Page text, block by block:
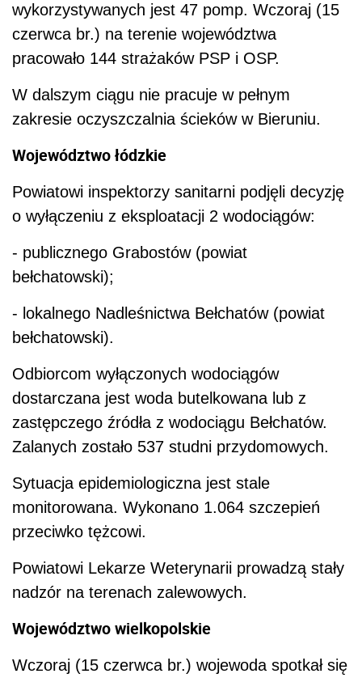
wykorzystywanych jest 47 pomp. Wczoraj (15
czerwca br.) na terenie województwa
pracowało 144 strażaków PSP i OSP.
W dalszym ciągu nie pracuje w pełnym
zakresie oczyszczalnia ścieków w Bieruniu.
Województwo łódzkie
Powiatowi inspektorzy sanitarni podjęli decyzję
o wyłączeniu z eksploatacji 2 wodociągów:
- publicznego Grabostów (powiat
bełchatowski);
- lokalnego Nadleśnictwa Bełchatów (powiat
bełchatowski).
Odbiorcom wyłączonych wodociągów
dostarczana jest woda butelkowana lub z
zastępczego źródła z wodociągu Bełchatów.
Zalanych zostało 537 studni przydomowych.
Sytuacja epidemiologiczna jest stale
monitorowana. Wykonano 1.064 szczepień
przeciwko tężcowi.
Powiatowi Lekarze Weterynarii prowadzą stały
nadzór na terenach zalewowych.
Województwo wielkopolskie
Wczoraj (15 czerwca br.) wojewoda spotkał się